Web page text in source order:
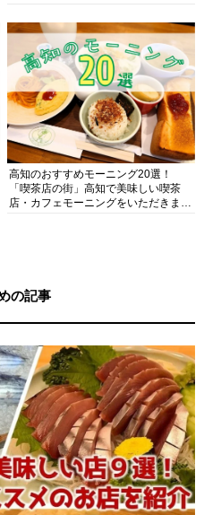
高知のおすすめモーニング20選！
「喫茶店の街」高知で美味しい喫茶
店・カフェモーニングをいただきま
の記事